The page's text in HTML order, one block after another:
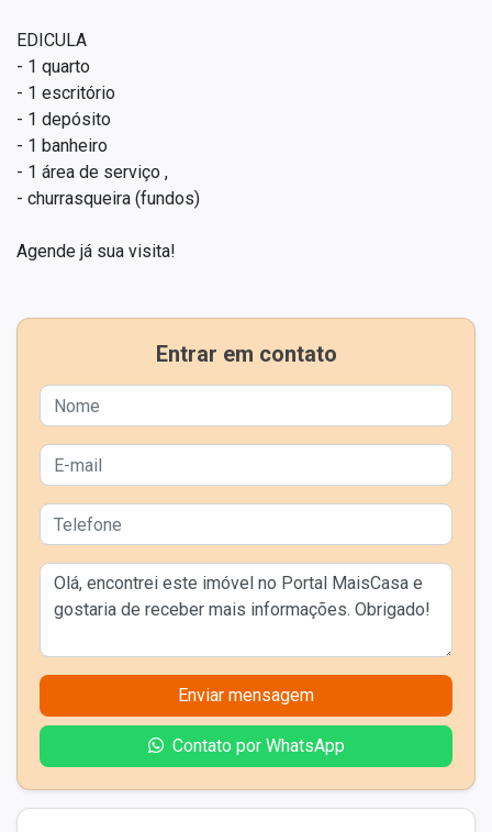
EDICULA
- 1 quarto
- 1 escritório
- 1 depósito
- 1 banheiro
- 1 área de serviço ,
- churrasqueira (fundos)
Agende já sua visita!
Entrar em contato
Enviar mensagem
Contato por WhatsApp